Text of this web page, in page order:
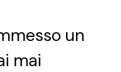
un
mai